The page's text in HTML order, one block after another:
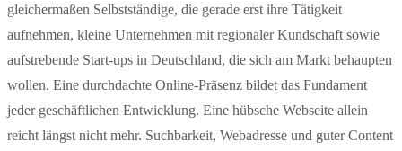
gleichermaßen Selbstständige, die gerade erst ihre Tätigkeit
aufnehmen, kleine Unternehmen mit regionaler Kundschaft sowie
aufstrebende Start-ups in Deutschland, die sich am Markt behaupten
wollen. Eine durchdachte Online-Präsenz bildet das Fundament
jeder geschäftlichen Entwicklung. Eine hübsche Webseite allein
reicht längst nicht mehr. Suchbarkeit, Webadresse und guter Content